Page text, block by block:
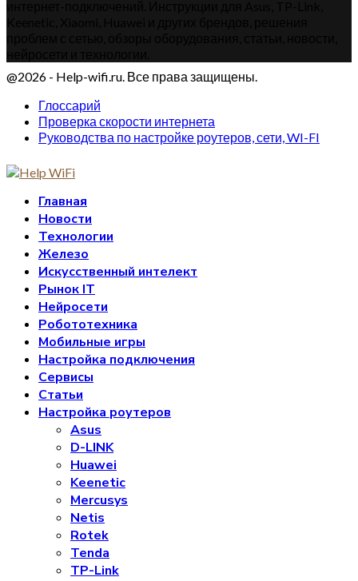
@2026 - Help-wifi.ru. Все права защищены.
Глоссарий
Проверка скорости интернета
Руководства по настройке роутеров, сети, WI-FI
Главная
Новости
Технологии
Железо
Искусственный интелект
Рынок IT
Нейросети
Робототехника
Мобильные игры
Настройка подключения
Сервисы
Статьи
Настройка роутеров
Asus
D-LINK
Huawei
Keenetic
Mercusys
Netis
Rotek
Tenda
TP-Link